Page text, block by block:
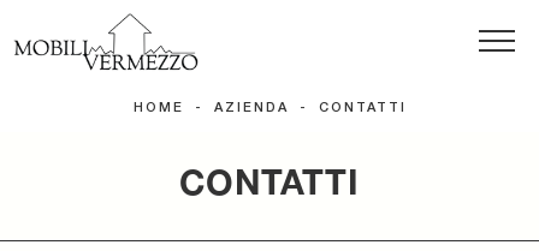
HOME - AZIENDA - CONTATTI
CONTATTI